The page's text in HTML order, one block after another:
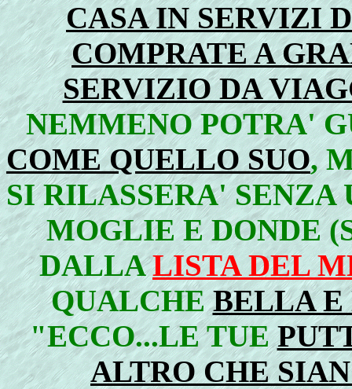
CASA IN SERVIZI
COMPRATE A
SERVIZIO DA
NEMMENO POTRA'
COME QUELLO SUO,
SI RILASSERA'
MOGLIE E DONDE
DALLALISTA DEL
QUALCHEBELLA E
"ECCO...LE TUE
ALTRO CHE